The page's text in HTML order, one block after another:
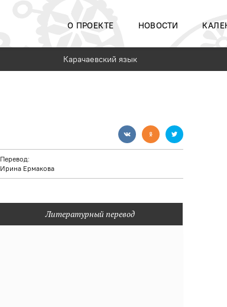
О ПРОЕКТЕ НОВОСТИ
Карачаевский язык
Перевод:
Ирина Ермакова
Литературный перевод